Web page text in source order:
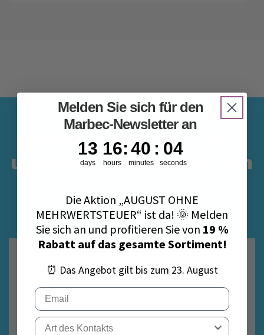
Melden Sie sich für
unseren Newsletter an
Newsletter an, um sofort 10 % auf
Ihre erste Bestellung zu erhalten.
Melden Sie sich für den
Marbec-Newsletter an
Countdown ends in:
13
13
days
16
16
hours
: 40
40
minutes
: 4
04
seconds
Die Aktion „AUGUST OHNE
MEHRWERTSTEUER“ ist da! 🌞 Melden
Sie sich an und profitieren Sie von 19 %
Rabatt auf das gesamte Sortiment!
⏰ Das Angebot gilt bis zum 23. August
Email
Tipo di contatto